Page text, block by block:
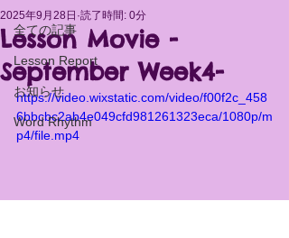
全ての記事
Lesson Report
お知らせ
Word Rhythm
Lesson Movie -
September Week4-
2025年9月28日 読了時間: 0分
https://video.wixstatic.com/video/f00f2c_458
6bbcbc2ab4e049cfd981261323eca/1080p/m
p4/file.mp4